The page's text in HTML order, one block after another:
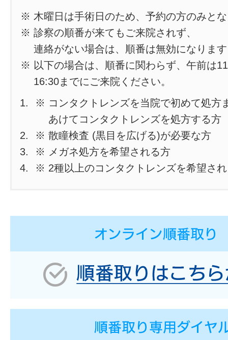
※ 木曜日は手術日のため、予約の方のみと
※ 診察の順番が来てもご来院されず、
連絡がない場合は、順番は無効になりま
※ 以下の場合は、順番に関わらず、午前は
16:30までにご来院ください。
※ コンタクトレンズを当院で初めて処方
あけてコンタクトレンズを処方する方
※ 散瞳検査 (黒目を広げる)が必要な方
※ メガネ処方を希望される方
※ 2種以上のコンタクトレンズを希望さ